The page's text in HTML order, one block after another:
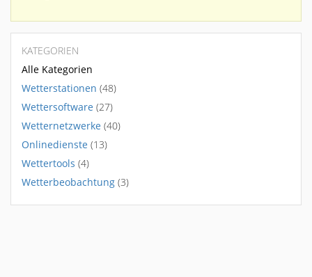
KATEGORIEN
Alle Kategorien
Wetterstationen (48)
Wettersoftware (27)
Wetternetzwerke (40)
Onlinedienste (13)
Wettertools (4)
Wetterbeobachtung (3)